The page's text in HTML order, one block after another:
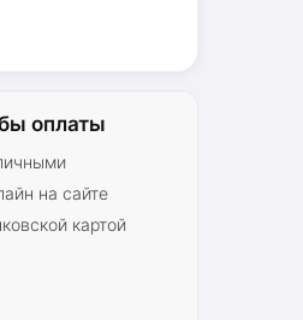
оплаты
на сайте
картой